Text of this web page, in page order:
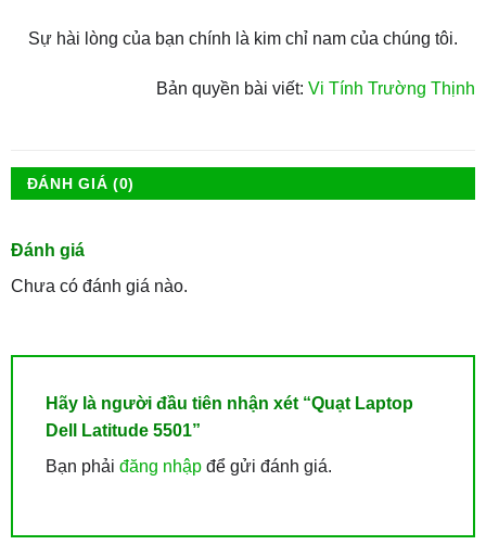
Sự hài lòng của bạn chính là kim chỉ nam của chúng tôi.
Bản quyền bài viết:Vi Tính Trường Thịnh
ĐÁNH GIÁ (0)
Đánh giá
Chưa có đánh giá nào.
Hãy là người đầu tiên nhận xét “Quạt Laptop
Dell Latitude 5501”
Bạn phải đăng nhậpđể gửi đánh giá.